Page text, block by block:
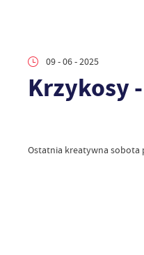
09 - 06 - 2025
Krzykosy -
Ostatnia kreatywna sobota